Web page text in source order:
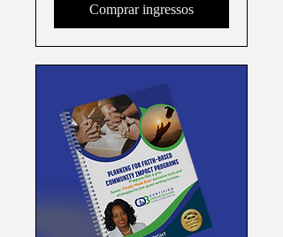
Comprar ingressos